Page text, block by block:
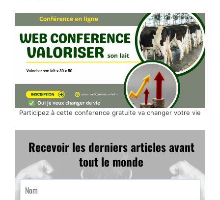
Participez à cette conference gratuite va changer votre vie